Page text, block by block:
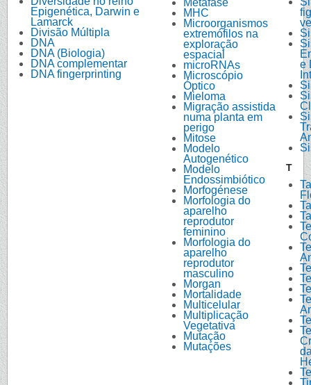
Epigenética, Darwin e
Lamarck
Divisão Múltipla
DNA
DNA (Biologia)
DNA complementar
DNA fingerprinting
Metafase
MHC
Microorganismos
extremófilos na
exploração
espacial
microRNAs
Microscópio
Óptico
Mieloma
Migração assistida
numa planta em
perigo
Mitose
Modelo
Autogenético
Modelo
Endossimbiótico
Morfogénese
Morfologia do
aparelho
reprodutor
feminino
Morfologia do
aparelho
reprodutor
masculino
Morgan
Mortalidade
Multicelular
Multiplicação
Vegetativa
Mutação
Mutações
e
T